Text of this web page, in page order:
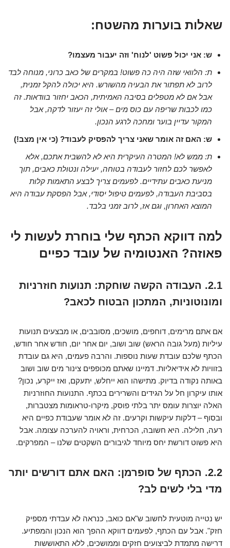
שאלות בוערות מהשטח:
ש: אני יכול פשוט 'לנוח' וזה יעבור מעצמו?
ת: הלוואי שזה היה כה פשוט! במקרים של כאב כרוני, מנוחה לבד
לרוב לא תפתור את הבעיה מהשורש. היא יכולה להקל זמנית,
אבל אם לא מטפלים בסיבה האמיתית, הכאב יחזור בוודאות. זה
כמו לכבות שריפה עם כוס מים – אולי זה יעזור לדקה, אבל
המקור עדיין בוער ומחכה לרגע הנכון.
ש: האם זה אומר שאני צריך להפסיק לעבוד? (כי אין מצב!)
ת: ממש לא! המטרה העיקרית היא לא להשבית אתכם, אלא
לאפשר לכם לחזור לעבודה בטוחה, יעילה ונטולת כאבים, תוך
מניעת כאבים עתידיים. לפעמים צריך לבצע התאמות קלות
בסביבת העבודה, לפעמים טיפול יסודי, אבל הפסקת עבודה היא
המוצא האחרון, וגם אז, לרוב זמני בלבד.
למה דווקא הכתף שלי בוחרת לעשות לי
פאוזה? האנטומיה של עובד כפיים
2.1. העבודה הקשה שוחקת: תנועות חוזרניות
ומונוטוניות, המתכון הבטוח לכאב?
אם אתם מרימים, דוחפים, מושכים, מסובבים, או מבצעים תנועות
עיליות (מעל גובה הראש) שוב ושוב, יום אחר יום, חודש אחר חודש,
הכתף שלכם עובדת שעות נוספות. והרבה פעמים, היא גם עובדת
בזוויות לא אידיאליות. דמיינו שאתם מכופפים צינור מים שוב ושוב
באותה נקודה בדיוק. מתישהו הוא ייחלש, יתעקם, ואז ייקרע, נכון?
אותו עיקרון חל על הגידים והשרירים בכתף. התנועות החוזרניות
האלה יוצרות עומס יתר בלתי פוסק, מיקרו-טראומות מצטברות,
ובסוף – דלקות עיקשות וקרעים. זה לא אומר שעבודת כפיים היא
רעה, חלילה. היא חשובה, הכרחית, וראויה להערכה עצומה. אבל
היא פשוט דורשת יחס מיוחד לגיבורים השקטים שלנו – המפרקים.
2.2. הכתף של סופרמן: האם אתם דורשים יותר
מדי בלי לשים לב?
יש נטייה מוטעית לחשוב ש"אם כואב, כנראה לא עבדתי מספיק
חזק". אבל עם הכתף, לפעמים דווקא ההפך הוא הנכון והמפתיע.
דרישה מתמדת לביצועים חזקים וממושכים, ללא התאוששות